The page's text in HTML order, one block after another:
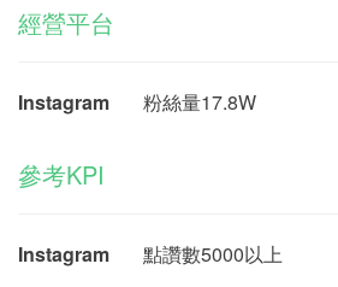
經營平台
Instagram 粉絲量17.8W
參考KPI
Instagram 點讚數5000以上